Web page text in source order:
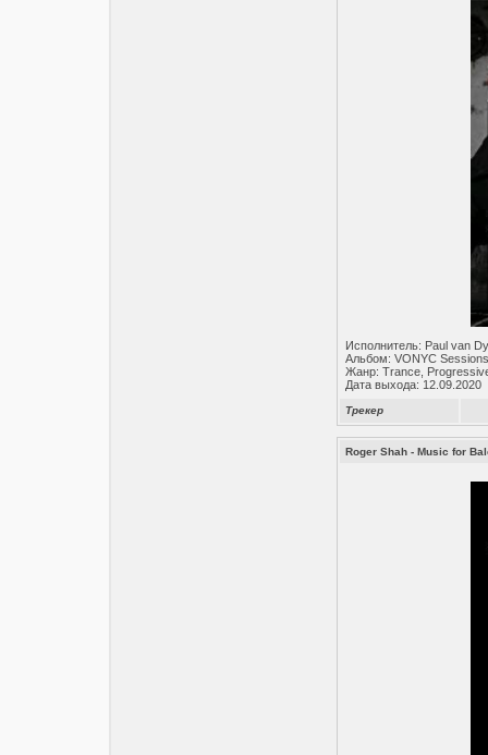
Исполнитель: Paul van
Альбом: VONYC
Жанр: Trance,
Дата выхода: 12.09.2020
Трекер
Roger Shah - Music for